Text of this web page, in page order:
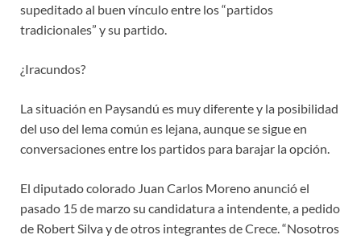
supeditado al buen vínculo entre los “partidos
tradicionales” y su partido.
¿Iracundos?
La situación en Paysandú es muy diferente y la posibilidad
del uso del lema común es lejana, aunque se sigue en
conversaciones entre los partidos para barajar la opción.
El diputado colorado Juan Carlos Moreno anunció el
pasado 15 de marzo su candidatura a intendente, a pedido
de Robert Silva y de otros integrantes de Crece. “Nosotros